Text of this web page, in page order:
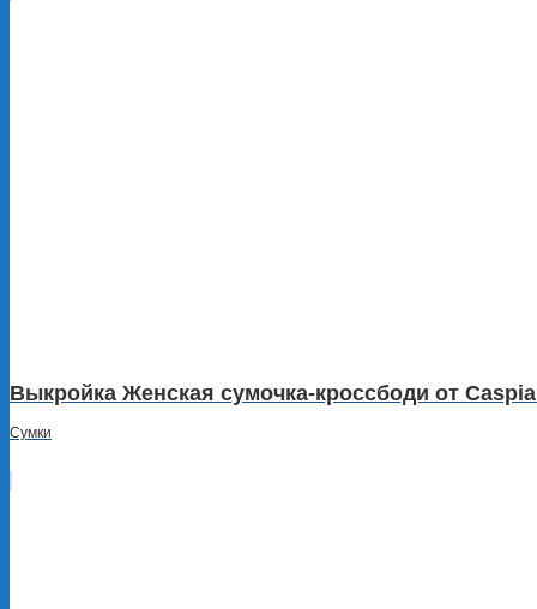
Выкройка Женская сумочка-кроссбоди от
Сумки